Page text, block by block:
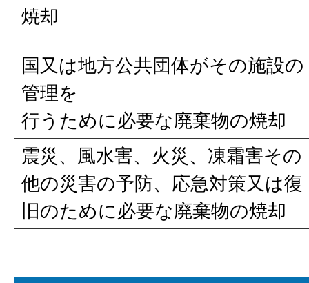
焼却
国又は地方公共団体がその施設の
管理を
行うために必要な廃棄物の焼却
震災、風水害、火災、凍霜害その
他の災害の予防、応急対策又は復
旧のために必要な廃棄物の焼却